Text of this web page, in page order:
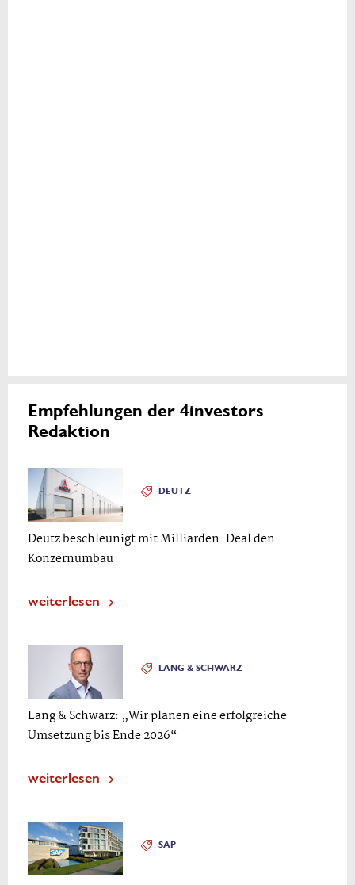
Empfehlungen der 4investors
Redaktion
DEUTZ
Deutz beschleunigt mit Milliarden-Deal den
Konzernumbau
weiterlesen
LANG & SCHWARZ
Lang & Schwarz: „Wir planen eine erfolgreiche
Umsetzung bis Ende 2026“
weiterlesen
SAP